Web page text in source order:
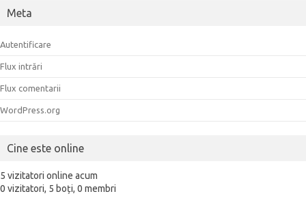
Meta
Autentificare
Flux intrări
Flux comentarii
WordPress.org
Cine este online
5 vizitatori online acum
0 vizitatori, 5 boți, 0 membri